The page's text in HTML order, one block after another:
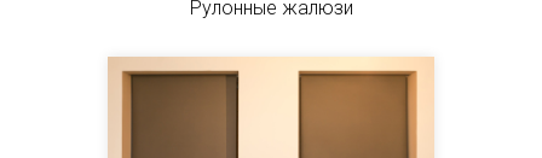
Рулонные жалюзи